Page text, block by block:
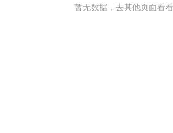
暂无数据，去其他页面看